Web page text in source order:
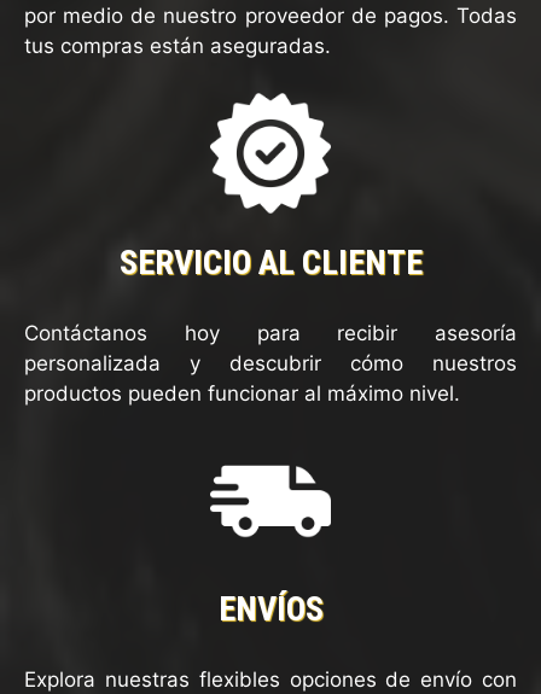
por medio de nuestro proveedor de pagos. Todas
tus compras están aseguradas.
SERVICIO AL CLIENTE
Contáctanos hoy para recibir asesoría
personalizada y descubrir cómo nuestros
productos pueden funcionar al máximo nivel.
ENVÍOS
Explora nuestras flexibles opciones de envío con